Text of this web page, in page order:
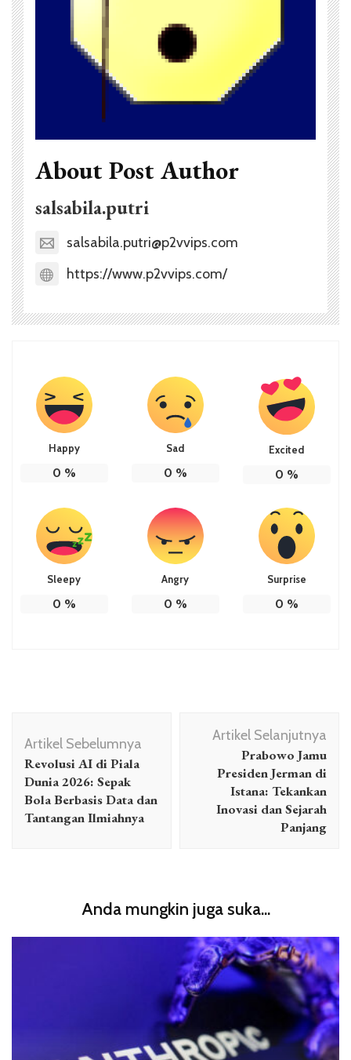
About Post Author
salsabila.putri
salsabila.putri@p2vvips.com
https://www.p2vvips.com/
Happy
0 %
Sad
0 %
Excited
0 %
Sleepy
0 %
Angry
0 %
Surprise
0 %
Artikel
Artikel Sebelumnya
Revolusi AI di Piala
Dunia 2026: Sepak
Bola Berbasis Data dan
Tantangan Ilmiahnya
Artikel Selanjutnya
Prabowo Jamu
Presiden Jerman di
Istana: Tekankan
Inovasi dan Sejarah
Panjang
Anda mungkin juga suka...